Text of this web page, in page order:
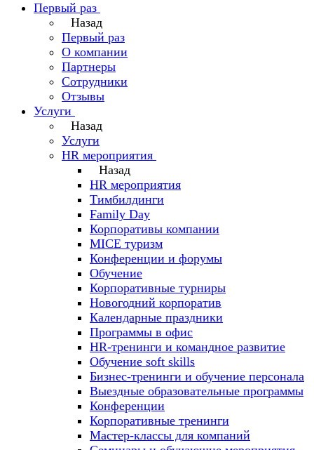
Первый раз
Назад
Первый раз
О компании
Партнеры
Сотрудники
Отзывы
Услуги
Назад
Услуги
HR мероприятия
Назад
HR мероприятия
Тимбилдинги
Family Day
Корпоративы компании
MICE туризм
Конференции и форумы
Обучение
Корпоративные турниры
Новогодний корпоратив
Календарные праздники
Программы в офис
HR-тренинги и командное развитие
Oбучение soft skills
Бизнес-тренинги и обучение персонала
Выездные образовательные программы
Конференции
Корпоративные тренинги
Мастер-классы для компаний